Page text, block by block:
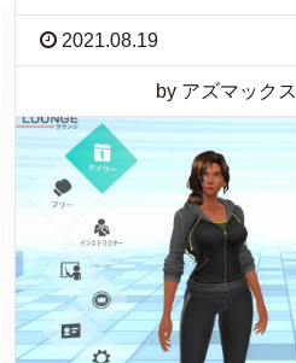
2021.08.19
by アズマックス